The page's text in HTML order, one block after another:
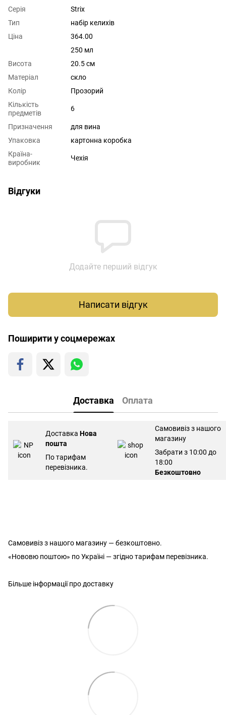
Серія
Strix
Тип
набір келихів
Ціна
364.00
250 мл
Висота
20.5 см
Матеріал
скло
Колір
Прозорий
Кількість
предметів
6
Призначення
для вина
Упаковка
картонна коробка
Країна-
виробник
Чехія
Відгуки
Додайте перший відгук
Написати відгук
Поширити у соцмережах
Доставка Оплата
Доставка Нова
пошта
По тарифам
перевізника.
Самовивіз з нашого
магазину
Забрати з 10:00 до
18:00
Безкоштовно
Самовивіз з нашого магазину — безкоштовно.
«Нововю поштою» по Україні — згідно тарифам перевізника.
Більше інформації про доставку